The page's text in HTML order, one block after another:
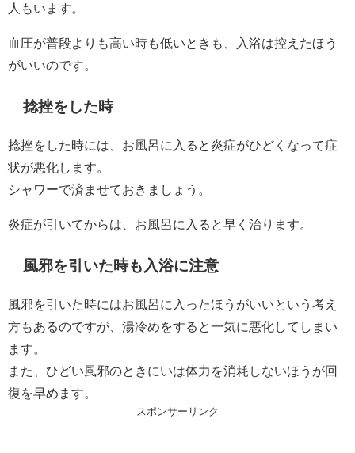
人もいます。
血圧が普段よりも高い時も低いときも、入浴は控えたほう
がいいのです。
捻挫をした時
捻挫をした時には、お風呂に入ると炎症がひどくなって症
状が悪化します。
シャワーで済ませておきましょう。
炎症が引いてからは、お風呂に入ると早く治ります。
風邪を引いた時も入浴に注意
風邪を引いた時にはお風呂に入ったほうがいいという考え
方もあるのですが、湯冷めをすると一気に悪化してしまい
ます。
また、ひどい風邪のときにいは体力を消耗しないほうが回
復を早めます。
スポンサーリンク